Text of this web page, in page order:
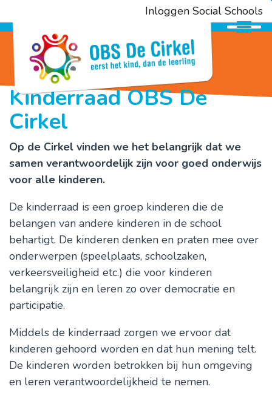
Inloggen Social Schools
Onderwijs
Ouderbetrokkenheid
Kennismaken
Opvang
SAAM*
Contact
Kinderraad OBS De
Cirkel
Op de Cirkel vinden we het belangrijk dat we
samen verantwoordelijk zijn voor goed onderwijs
voor alle kinderen.
De kinderraad is een groep kinderen die de
belangen van andere kinderen in de school
behartigt. De kinderen denken en praten mee over
onderwerpen (speelplaats, schoolzaken,
verkeersveiligheid etc.) die voor kinderen
belangrijk zijn en leren zo over democratie en
participatie.
Middels de kinderraad zorgen we ervoor dat
kinderen gehoord worden en dat hun mening telt.
De kinderen worden betrokken bij hun omgeving
en leren verantwoordelijkheid te nemen.